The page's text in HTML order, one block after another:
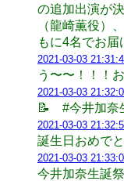
の追加出演が
（龍崎薫役）
もに4名でお
2021-03-03
う〜〜！！！
2021-03-03
📝 #今井加奈
2021-03-03
誕生日おめで
2021-03-03
今井加奈生誕